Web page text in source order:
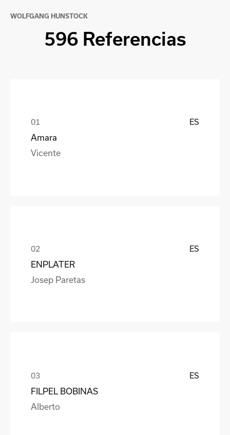
WOLFGANG HUNSTOCK
596 Referencias
ES
Amara
Vicente
ES
ENPLATER
Josep Paretas
ES
FILPEL BOBINAS
Alberto